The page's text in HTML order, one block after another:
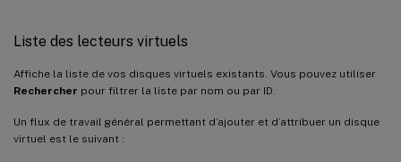
Liste des lecteurs virtuels
Affiche la liste de vos disques virtuels existants. Vous pouvez utiliser
Rechercher pour filtrer la liste par nom ou par ID.
Un flux de travail général permettant d’ajouter et d’attribuer un disque
virtuel est le suivant :